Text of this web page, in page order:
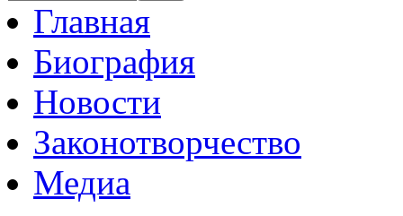
Главная
Биография
Новости
Законотворчество
Медиа